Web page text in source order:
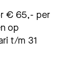
€ 65,- per
op
t/m 31